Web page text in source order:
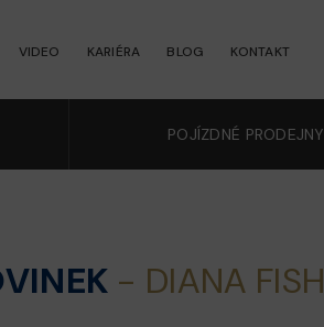
VIDEO KARIÉRA BLOG KONTAKT
POJÍZDNÉ PRODEJNY
- DIANA FISH